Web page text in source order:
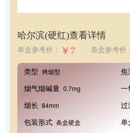
哈尔滨(硬红)查看详情
单盒参考价： ￥7 条盒参考价：
类型 烤烟型 焦
烟气烟碱量 0.7mg 一
烟长 84mm 过
包装形式 条盒硬盒 单